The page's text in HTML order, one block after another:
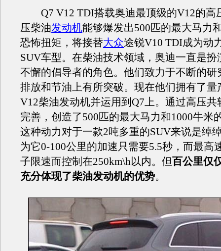
Q7 V12 TDI搭载奥迪最顶级的V12的高
压柴油发动机能够爆发出500匹的最大马力
恐怖扭矩，将接替大众途锐V10 TDI成为动
SUV车型。在柴油技术领域，奥迪一直是扮
不懈的倡导者的角色。他们致力于不断的研
排放和节油上有所突破。现在他们拥有了量
V12柴油发动机并运用到Q7上。通过高压共
完善，创造了500匹的最大马力和1000牛米
这种动力对于一款2吨多重的SUV来说是绰
为它0-100公里的加速只需要5.5秒，而最高
子限速而控制在250km\h以内。但百公里仅
充分体现了柴油发动机的优势。